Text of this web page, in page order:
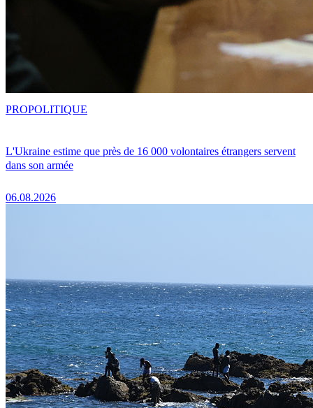
L'Ukraine estime que près de 16 000 volontaires étrangers servent
dans son armée
06.08.2026
PROPOLITIQUE